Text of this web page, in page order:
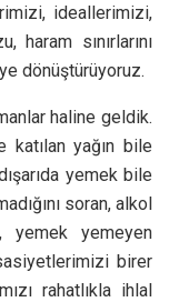
ideallerimizi,
haram sınırlarını
dönüştürüyoruz.
haline geldik.
yağın bile
yemek bile
soran, alkol
yemek yemeyen
birer
rahatlıkla ihlal